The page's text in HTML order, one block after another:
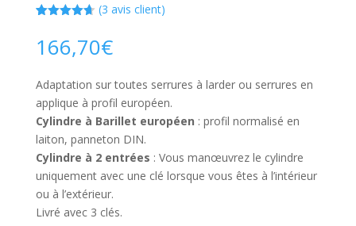
basé sur
notations
(3 avis client)
166,70€
Adaptation sur toutes serrures à larder ou serrures en
applique à profil européen.
Cylindre à Barillet européen : profil normalisé en
laiton, panneton DIN.
Cylindre à 2 entrées : Vous manœuvrez le cylindre
uniquement avec une clé lorsque vous êtes à l’intérieur
ou à l’extérieur.
Livré avec 3 clés.